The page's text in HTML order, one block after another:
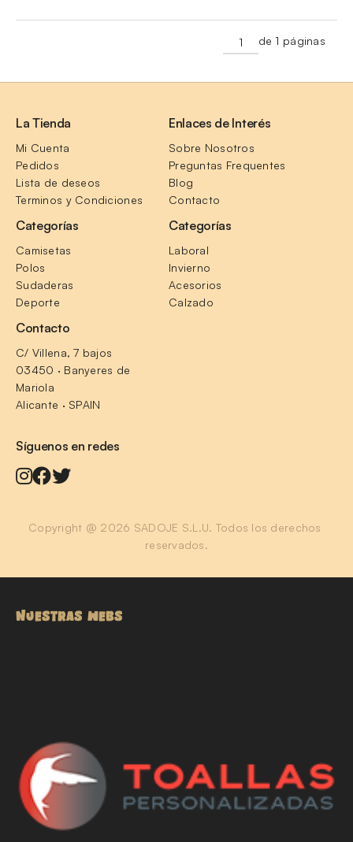
de 1 páginas
La Tienda
Mi Cuenta
Pedidos
Lista de deseos
Terminos y Condiciones
Enlaces de Interés
Sobre Nosotros
Preguntas Frequentes
Blog
Contacto
Categorías
Camisetas
Polos
Sudaderas
Deporte
Categorías
Laboral
Invierno
Acesorios
Calzado
Contacto
C/ Villena, 7 bajos
03450 · Banyeres de
Mariola
Alicante · SPAIN
Síguenos en redes
Copyright @ 2026 SADOJE S.L.U. Todos los derechos
reservados.
NUESTRAS WEBS